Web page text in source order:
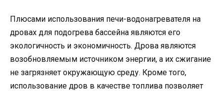
Плюсами использования печи-водонагревателя на
дровах для подогрева бассейна являются его
экологичность и экономичность. Дрова являются
возобновляемым источником энергии, а их сжигание
не загрязняет окружающую среду. Кроме того,
использование дров в качестве топлива позволяет